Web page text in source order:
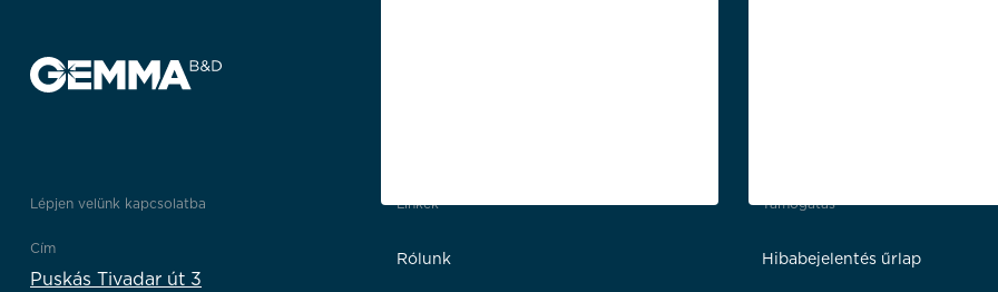
Lépjen velünk kapcsolatba
Cím
Puskás Tivadar út 3
Linkek
Rólunk
Támogatás
Hibabejelentés űrlap